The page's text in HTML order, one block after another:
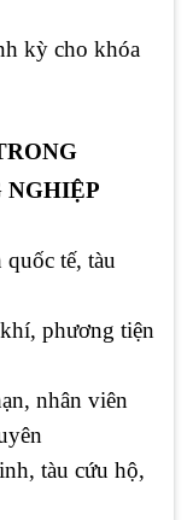
kỳ cho khóa
NGHIỆP
tế, tàu
phương tiện
nhân viên
tàu cứu hộ,